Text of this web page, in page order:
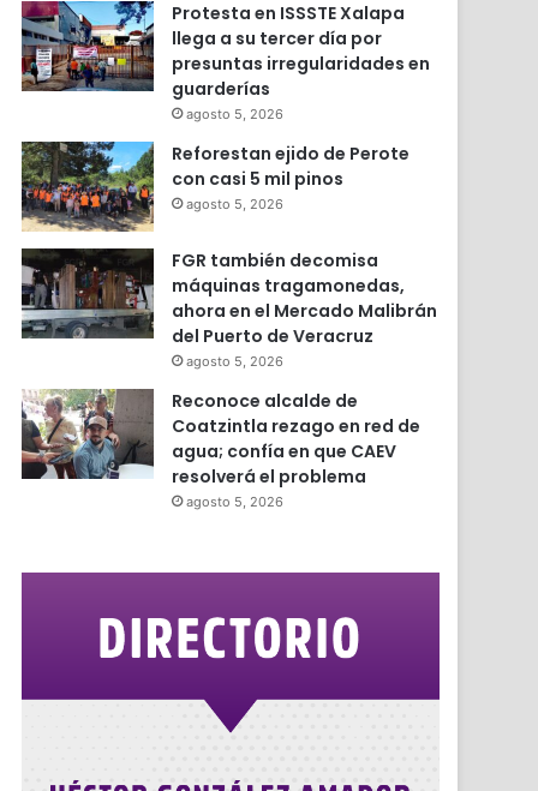
Protesta en ISSSTE Xalapa
llega a su tercer día por
presuntas irregularidades en
guarderías
agosto 5, 2026
Reforestan ejido de Perote
con casi 5 mil pinos
agosto 5, 2026
FGR también decomisa
máquinas tragamonedas,
ahora en el Mercado Malibrán
del Puerto de Veracruz
agosto 5, 2026
Reconoce alcalde de
Coatzintla rezago en red de
agua; confía en que CAEV
resolverá el problema
agosto 5, 2026